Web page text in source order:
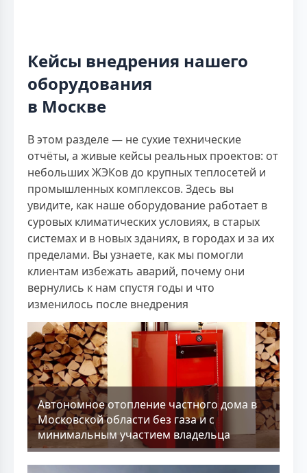
Кейсы внедрения нашего
оборудования
в Москве
В этом разделе — не сухие технические
отчёты, а живые кейсы реальных проектов: от
небольших ЖЭКов до крупных теплосетей и
промышленных комплексов. Здесь вы
увидите, как наше оборудование работает в
суровых климатических условиях, в старых
системах и в новых зданиях, в городах и за их
пределами. Вы узнаете, как мы помогли
клиентам избежать аварий, почему они
вернулись к нам спустя годы и что
изменилось после внедрения
Aвтономное отопление частного дома в
Московской области без газа и с
минимальным участием владельца